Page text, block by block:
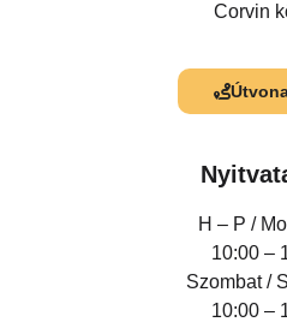
Corvin
H – P /
10:00 –
Szombat /
10:00 –